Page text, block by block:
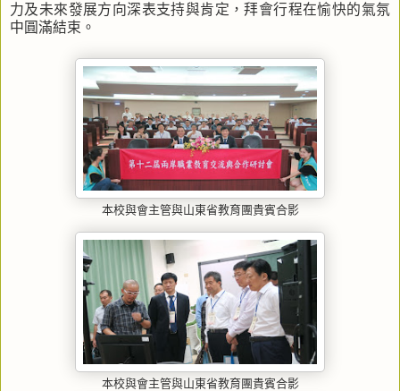
力及未來發展方向深表支持與肯定，拜會行程在愉快的氣氛
中圓滿結束。
本校與會主管與山東省教育團貴賓合影
本校與會主管與山東省教育團貴賓合影